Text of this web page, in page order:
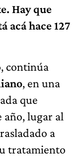
Hay que
acá hace 127
continúa
, en una
que
año, lugar al
a
tratamiento